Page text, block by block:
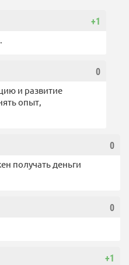
+1
0
и развитие
опыт,
0
получать деньги
0
+1